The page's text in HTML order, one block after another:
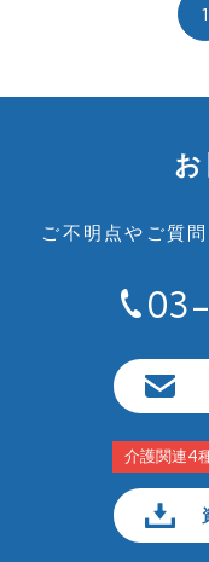
1
ご不明点やご質
介護関連4